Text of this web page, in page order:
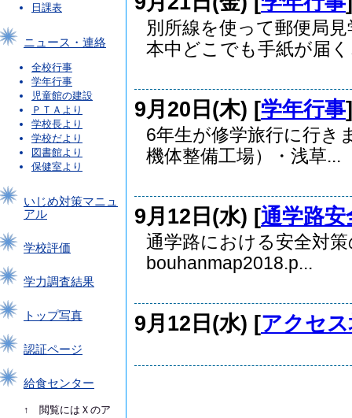
日課表
ニュース・連絡
全校行事
学年行事
児童館の建設
ＰＴＡより
学校長より
学校だより
図書館より
保健室より
いじめ対策マニュ
アル
学校評価
学力調査結果
トップ写真
認証ページ
給食センター
↑ 閲覧にはＸのア
別所線を使って郵便局
本中どこでも手紙が届
9月20日(木) [学年行事
6年生が修学旅行に行き
機体整備工場）・浅草...
9月12日(水) [通学路
通学路における安全対
bouhanmap2018.p...
9月12日(水) [アクセ